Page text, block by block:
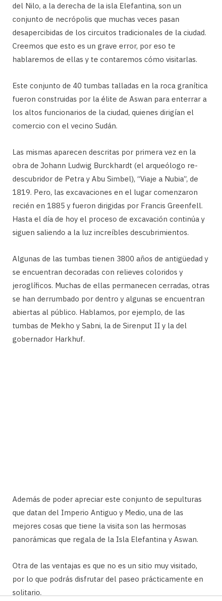
del Nilo, a la derecha de la isla Elefantina, son un
conjunto de necrópolis que muchas veces pasan
desapercibidas de los circuitos tradicionales de la ciudad.
Creemos que esto es un grave error, por eso te
hablaremos de ellas y te contaremos cómo visitarlas.
Este conjunto de 40 tumbas talladas en la roca granítica
fueron construidas por la élite de Aswan para enterrar a
los altos funcionarios de la ciudad, quienes dirigían el
comercio con el vecino Sudán.
Las mismas aparecen descritas por primera vez en la
obra de Johann Ludwig Burckhardt (el arqueólogo re-
descubridor de Petra y Abu Simbel), “Viaje a Nubia”, de
1819. Pero, las excavaciones en el lugar comenzaron
recién en 1885 y fueron dirigidas por Francis Greenfell.
Hasta el día de hoy el proceso de excavación continúa y
siguen saliendo a la luz increíbles descubrimientos.
Algunas de las tumbas tienen 3800 años de antigüedad y
se encuentran decoradas con relieves coloridos y
jeroglíficos. Muchas de ellas permanecen cerradas, otras
se han derrumbado por dentro y algunas se encuentran
abiertas al público. Hablamos, por ejemplo, de las
tumbas de Mekho y Sabni, la de Sirenput II y la del
gobernador Harkhuf.
Además de poder apreciar este conjunto de sepulturas
que datan del Imperio Antiguo y Medio, una de las
mejores cosas que tiene la visita son las hermosas
panorámicas que regala de la Isla Elefantina y Aswan.
Otra de las ventajas es que no es un sitio muy visitado,
por lo que podrás disfrutar del paseo prácticamente en
solitario.